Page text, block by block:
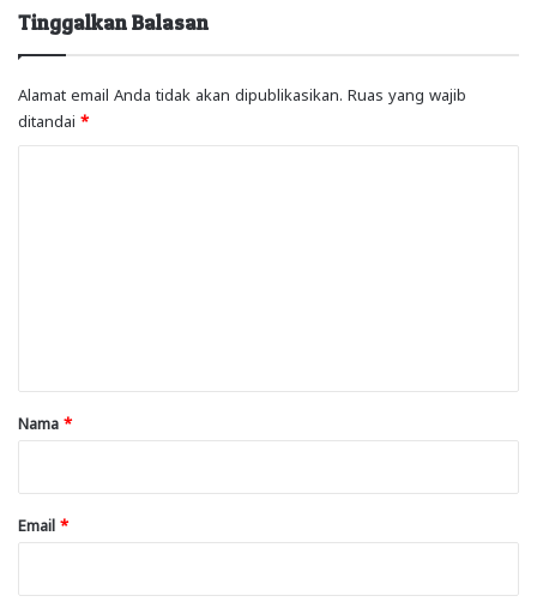
Tinggalkan Balasan
Alamat email Anda tidak akan dipublikasikan. Ruas yang wajib
ditandai *
rNama *
Email *